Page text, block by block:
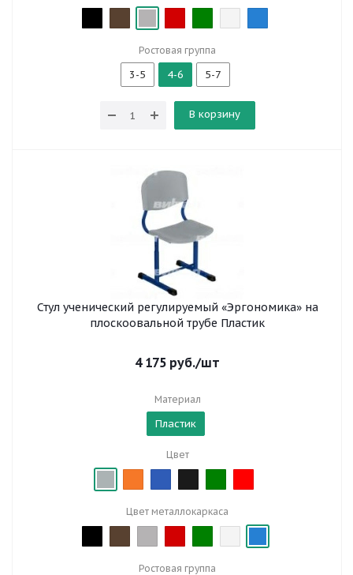
Ростовая группа
3-5 4-6 5-7
В корзину
Стул ученический регулируемый «Эргономика» на
плоскоовальной трубе Пластик
4 175 руб./шт
Материал
Пластик
Цвет
Цвет металлокаркаса
Ростовая группа